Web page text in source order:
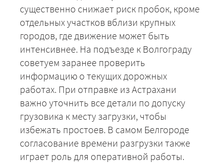
существенно снижает риск пробок, кроме
отдельных участков вблизи крупных
городов, где движение может быть
интенсивнее. На подъезде к Волгограду
советуем заранее проверить
информацию о текущих дорожных
работах. При отправке из Астрахани
важно уточнить все детали по допуску
грузовика к месту загрузки, чтобы
избежать простоев. В самом Белгороде
согласование времени разгрузки также
играет роль для оперативной работы.